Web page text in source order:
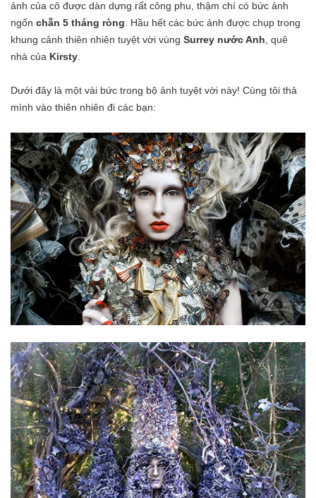
ảnh của cô được dàn dựng rất công phu, thậm chí có bức ảnh
ngốn chẵn 5 tháng ròng. Hầu hết các bức ảnh được chụp trong
khung cảnh thiên nhiên tuyệt vời vùng Surrey nước Anh, quê
nhà của Kirsty.
Dưới đây là một vài bức trong bộ ảnh tuyệt vời này! Cùng tôi thả
mình vào thiên nhiên đi các bạn: